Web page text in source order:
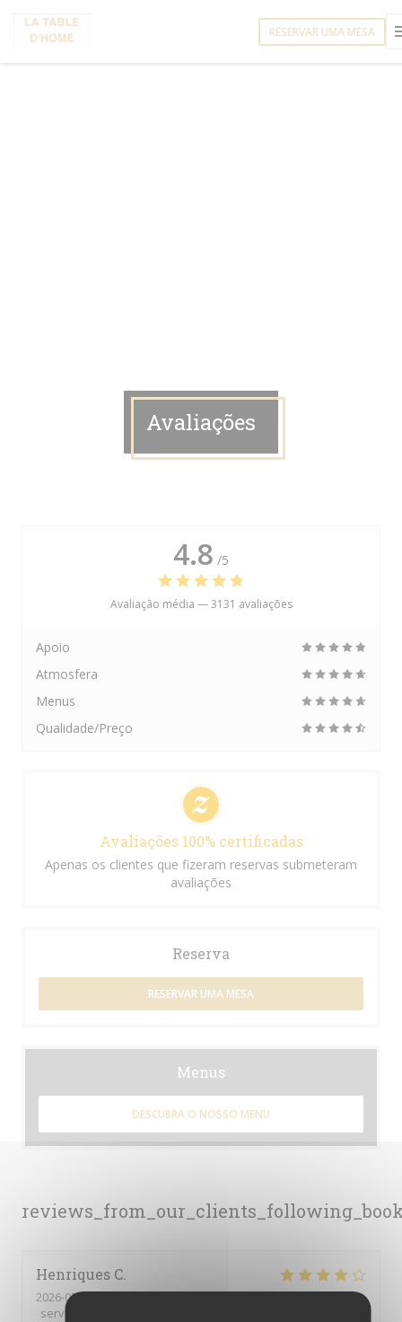
RESERVAR UMA MESA
Avaliações
Henriques C
2026-07-30- 12:00 - guests 8
service
4.8 /5
Avaliação média —3131 avaliações
Apoio
Atmosfera
Menus
Qualidade/Preço
Avaliações 100% certificadas
Apenas os clientes que fizeram reservas submeteram
avaliações
Reserva
RESERVAR UMA MESA
Menus
DESCUBRA O NOSSO MENU